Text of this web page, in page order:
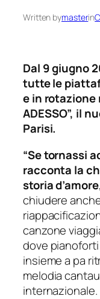
Written bymasterin
Dal 9 giugno
tutte le
e in rotazione
ADESSO”, il
Parisi.
“Se tornassi
racconta la
storia d’amore
chiudere
canzone
dove
insieme a pa
melodia
internazionale.